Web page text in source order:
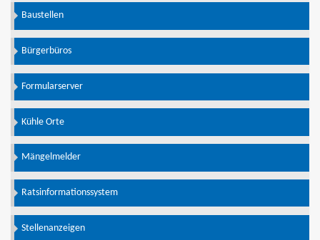
Baustellen
Bürgerbüros
Formularserver
Kühle Orte
Mängelmelder
Ratsinformationssystem
Stellenanzeigen